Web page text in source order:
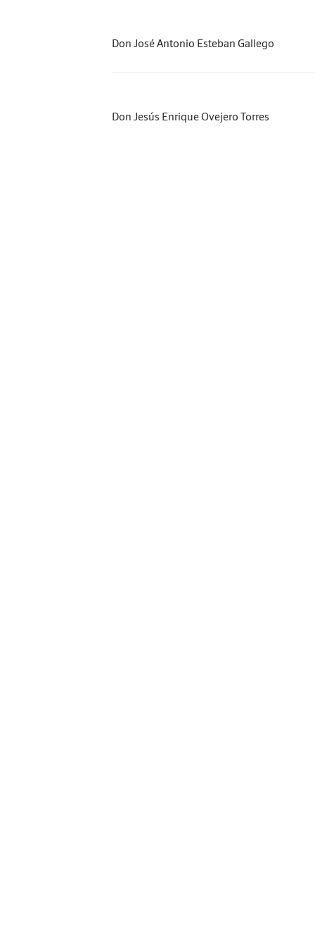
Don José Antonio Esteban Gallego
Don Jesús Enrique Ovejero Torres